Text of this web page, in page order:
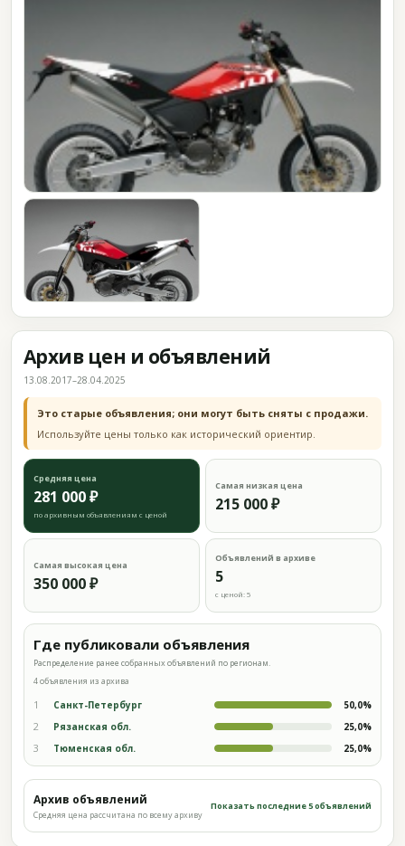
Архив цен и объявлений
13.08.2017–28.04.2025
Это старые объявления; они могут быть сняты с продажи.
Используйте цены только как исторический ориентир.
Средняя цена
281 000 ₽
по архивным объявлениям с ценой
Самая низкая цена
215 000 ₽
Самая высокая цена
350 000 ₽
Объявлений в архиве
5
с ценой: 5
Где публиковали объявления
Распределение ранее собранных объявлений по регионам.
4 объявления из архива
1 Санкт-Петербург 50,0%
2 Рязанская обл. 25,0%
3 Тюменская обл. 25,0%
Архив объявлений
Средняя цена рассчитана по всему архиву
Показать последние 5 объявлений